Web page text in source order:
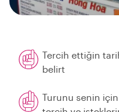
Tercih ettiğin
belirt
Turunu senin